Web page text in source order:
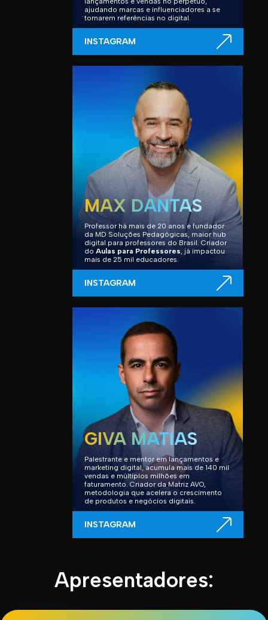
ajudando marcas e influenciadores a se
tornarem referências no digital.
INSTAGRAM
MAX DANTAS
Professor há mais de 20 anos e fundador
da MD Soluções Pedagógicas, maior hub
digital para professores do Brasil. Criador
do Aulas para Professores, já impactou
mais de 25 mil educadores.
INSTAGRAM
GIVA MATIAS
Palestrante e mentor em lançamentos e
marketing digital, acumula mais de 140 mil
vendas e múltiplos milhões em
faturamento. Criador da Matriz AVO,
metodologia que acelera o crescimento
de produtos e negócios digitais.
INSTAGRAM
Apresentadores: